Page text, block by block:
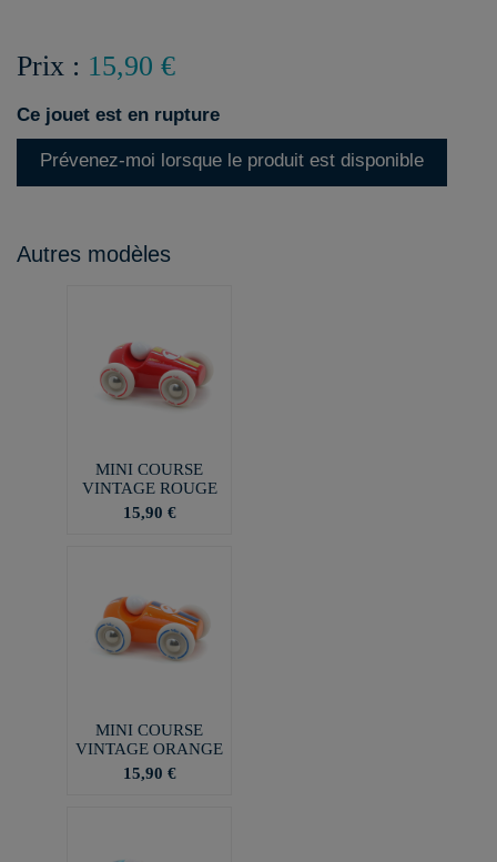
Prix : 15,90 €
Ce jouet est en rupture
Prévenez-moi lorsque le produit est disponible
Autres modèles
MINI COURSE
VINTAGE ROUGE
15,90 €
MINI COURSE
VINTAGE ORANGE
15,90 €